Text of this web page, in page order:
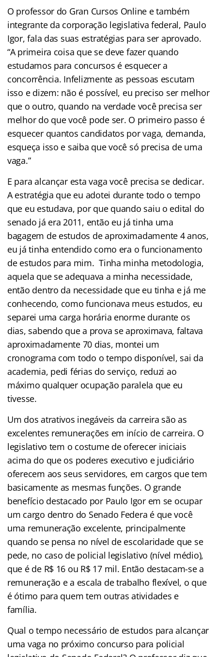
O professor do Gran Cursos Online e também
integrante da corporação legislativa federal, Paulo
Igor, fala das suas estratégias para ser aprovado.
“A primeira coisa que se deve fazer quando
estudamos para concursos é esquecer a
concorrência. Infelizmente as pessoas escutam
isso e dizem: não é possível, eu preciso ser melhor
que o outro, quando na verdade você precisa ser
melhor do que você pode ser. O primeiro passo é
esquecer quantos candidatos por vaga, demanda,
esqueça isso e saiba que você só precisa de uma
vaga.”
E para alcançar esta vaga você precisa se dedicar.
A estratégia que eu adotei durante todo o tempo
que eu estudava, por que quando saiu o edital do
senado já era 2011, então eu já tinha uma
bagagem de estudos de aproximadamente 4 anos,
eu já tinha entendido como era o funcionamento
de estudos para mim. Tinha minha metodologia,
aquela que se adequava a minha necessidade,
então dentro da necessidade que eu tinha e já me
conhecendo, como funcionava meus estudos, eu
separei uma carga horária enorme durante os
dias, sabendo que a prova se aproximava, faltava
aproximadamente 70 dias, montei um
cronograma com todo o tempo disponível, sai da
academia, pedi férias do serviço, reduzi ao
máximo qualquer ocupação paralela que eu
tivesse.
Um dos atrativos inegáveis da carreira são as
excelentes remunerações em início de carreira. O
legislativo tem o costume de oferecer iniciais
acima do que os poderes executivo e judiciário
oferecem aos seus servidores, em cargos que tem
basicamente as mesmas funções. O grande
benefício destacado por Paulo Igor em se ocupar
um cargo dentro do Senado Federa é que você
uma remuneração excelente, principalmente
quando se pensa no nível de escolaridade que se
pede, no caso de policial legislativo (nível médio),
que é de R$ 16 ou R$ 17 mil. Então destacam-se a
remuneração e a escala de trabalho flexível, o que
é ótimo para quem tem outras atividades e
família.
Qual o tempo necessário de estudos para alcançar
uma vaga no próximo concurso para policial